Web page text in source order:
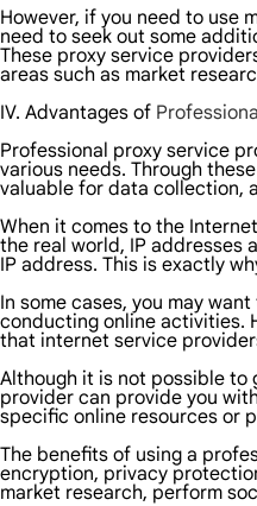
However, if you need to use
need to seek out some
These proxy service
areas such as market
IV. Advantages of
Professional proxy service
various needs. Through
valuable for data collection,
When it comes to the
the real world, IP addresses
IP address. This is exactly
In some cases, you may
conducting online activities.
that internet service
Although it is not possible to
provider can provide you
specific online resources or
The benefits of using a
encryption, privacy
market research, perform